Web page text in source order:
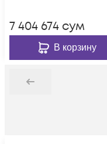
7 404 674 сум
В корзину
Назад